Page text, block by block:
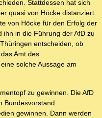
Stattdessen hat sich
quasi von Höcke distanziert.
von Höcke für den Erfolg der
in die Führung der AfD zu
entscheiden, ob
Amt des
solche Aussage am
zu gewinnen. Die AfD
Bundesvorstand.
gewinnen. Dann werden